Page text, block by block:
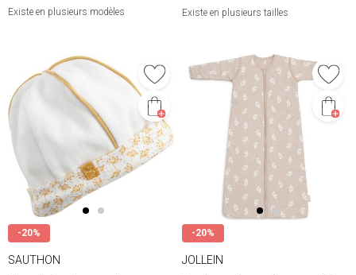
Existe en plusieurs modèles Existe en plusieurs tailles
-20%
SAUTHON
-20%
JOLLEIN